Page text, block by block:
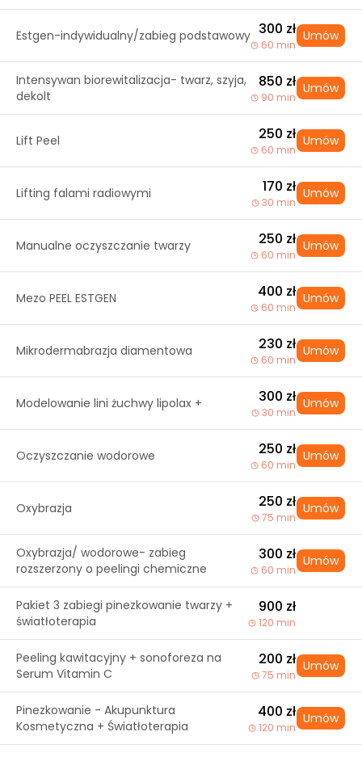
Estgen-indywidualny/zabieg podstawowy 300 zł
60 min
Umów
Intensywan biorewitalizacja- twarz, szyja,
dekolt
850 zł
90 min
Umów
Lift Peel 250 zł
60 min
Umów
Lifting falami radiowymi 170 zł
30 min
Umów
Manualne oczyszczanie twarzy 250 zł
60 min
Umów
Mezo PEEL ESTGEN 400 zł
60 min
Umów
Mikrodermabrazja diamentowa 230 zł
60 min
Umów
Modelowanie lini żuchwy lipolax + 300 zł
30 min
Umów
Oczyszczanie wodorowe 250 zł
60 min
Umów
Oxybrazja 250 zł
75 min
Umów
Oxybrazja/ wodorowe- zabieg
rozszerzony o peelingi chemiczne
300 zł
60 min
Umów
Pakiet 3 zabiegi pinezkowanie twarzy +
światłoterapia
900 zł
120 min
Peeling kawitacyjny + sonoforeza na
Serum Vitamin C
200 zł
75 min
Umów
Pinezkowanie - Akupunktura
Kosmetyczna + Światłoterapia
400 zł
120 min
Umów